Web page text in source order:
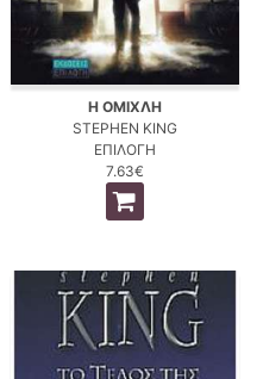
Η ΟΜΙΧΛΗ
STEPHEN KING
ΕΠΙΛΟΓΗ
7.63€